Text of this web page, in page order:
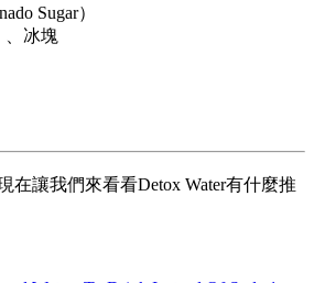
Sugar）
、冰塊
在讓我們來看看Detox Water有什麼推